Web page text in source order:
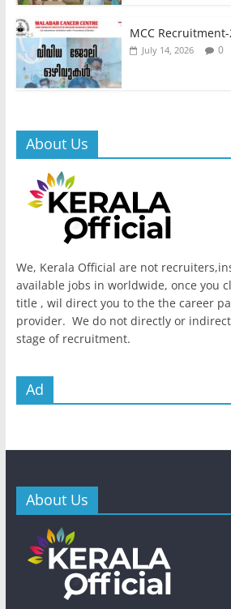
MCC
July 14, 2026 0
About Us
We, Kerala Official are not
available jobs in worldwide, once you
title , wil direct you to the the career
provider. We do not directly or
stage of recruitment.
Ad
About Us